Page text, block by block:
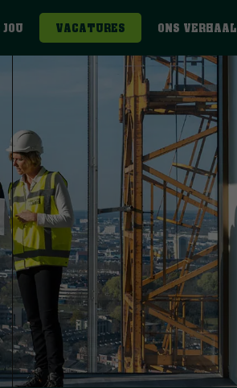
JOU VACATURES ONS VERHAAL